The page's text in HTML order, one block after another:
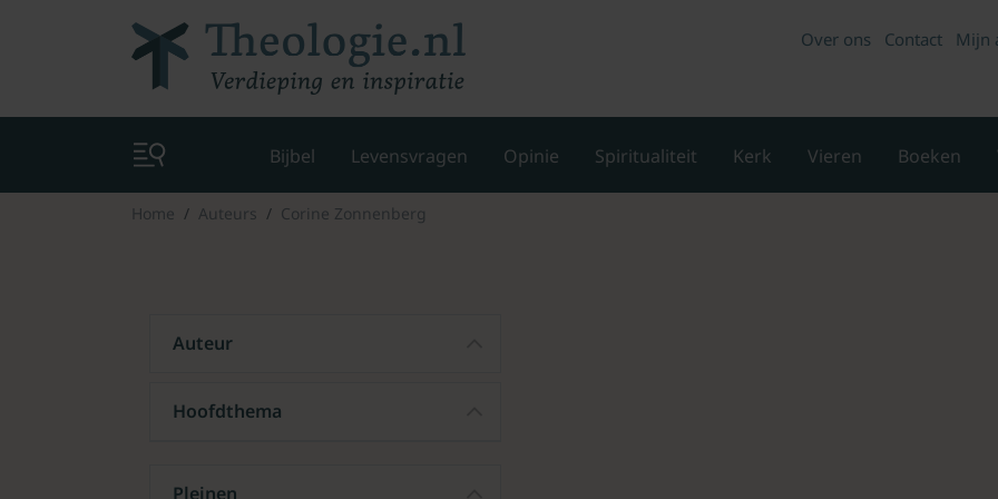
Over ons Contact Mijn
Bijbel Levensvragen Opinie Spiritualiteit Kerk Vieren Boeken
Home Auteurs Corine Zonnenberg
Auteur
Hoofdthema
Pleinen